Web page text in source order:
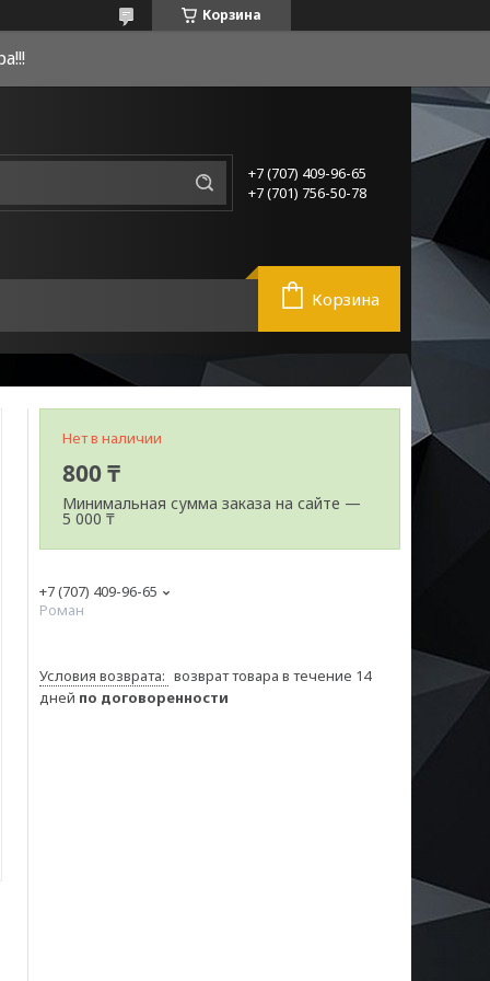
Корзина
+7 (707) 409-96-65
+7 (701) 756-50-78
Корзина
Нет в наличии
800 ₸
Минимальная сумма заказа на сайте —
5 000 ₸
+7 (707) 409-96-65
Роман
возврат товара в течение 14
дней по договоренности